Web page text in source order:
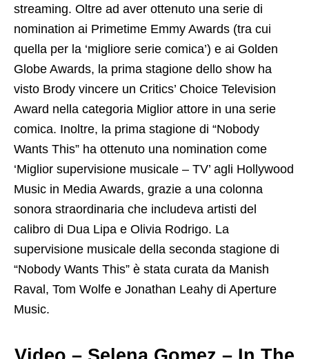
streaming. Oltre ad aver ottenuto una serie di
nomination ai Primetime Emmy Awards (tra cui
quella per la ‘migliore serie comica’) e ai Golden
Globe Awards, la prima stagione dello show ha
visto Brody vincere un Critics’ Choice Television
Award nella categoria Miglior attore in una serie
comica. Inoltre, la prima stagione di “Nobody
Wants This” ha ottenuto una nomination come
‘Miglior supervisione musicale – TV’ agli Hollywood
Music in Media Awards, grazie a una colonna
sonora straordinaria che includeva artisti del
calibro di Dua Lipa e Olivia Rodrigo. La
supervisione musicale della seconda stagione di
“Nobody Wants This” è stata curata da Manish
Raval, Tom Wolfe e Jonathan Leahy di Aperture
Music.